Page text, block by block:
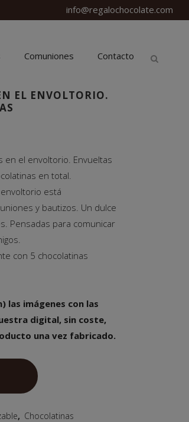
info@regalochocolate.com
Comuniones Contacto
EL ENVOLTORIO.
en el envoltorio. Envueltas
en total.
está
y bautizos. Un dulce
Pensadas para comunicar
con 5 chocolatinas
las imágenes con las
digital, sin coste,
una vez fabricado.
, Chocolatinas